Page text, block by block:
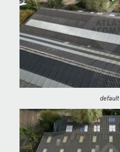
default